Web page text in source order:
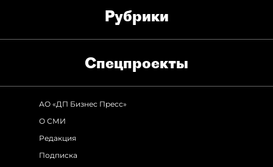
Рубрики
Спец­проекты
АО «ДП Бизнес Пресс»
О СМИ
Редакция
Подписка